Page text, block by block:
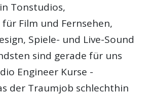
Tonstudios,
Film und Fernsehen,
Spiele- und Live-Sound
sind gerade für uns
Engineer Kurse -
der Traumjob schlechthin